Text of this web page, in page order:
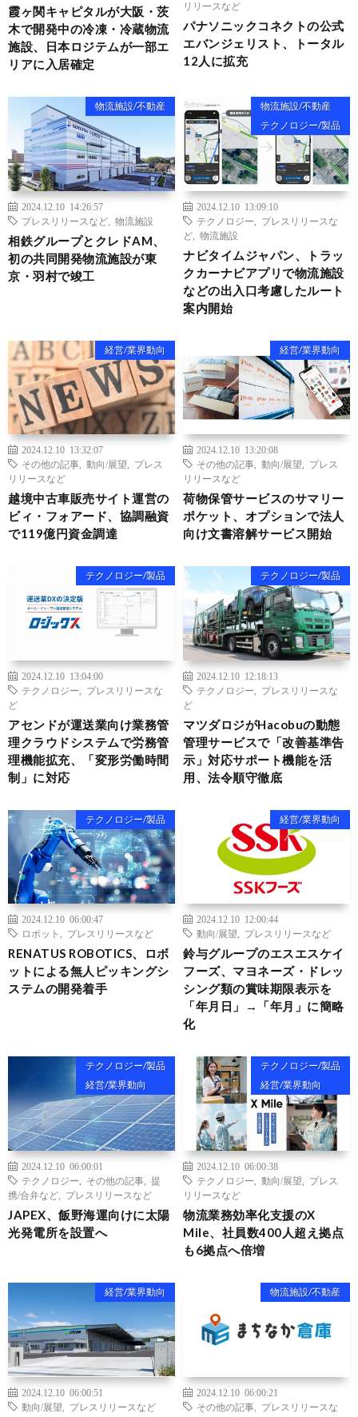
霞ヶ関キャピタルが大阪・茨
木で開発中の冷凍・冷蔵物流
施設、日本ロジテムが一部エ
リアに入居確定
リリースなど
パナソニックコネクトの公式
エバンジェリスト、トータル
12人に拡充
物流施設/不動産
2024.12.10 14:26:57
プレスリリースなど
物流施設
相鉄グループとクレドAM、
初の共同開発物流施設が東
京・羽村で竣工
物流施設/不動産
テクノロジー/製品
2024.12.10 13:09:10
テクノロジー
プレスリリースな
ど
物流施設
ナビタイムジャパン、トラッ
クカーナビアプリで物流施設
などの出入口考慮したルート
案内開始
経営/業界動向
2024.12.10 13:32:07
その他の記事
動向/展望
プレス
リリースなど
越境中古車販売サイト運営の
ビィ・フォアード、協調融資
で119億円資金調達
経営/業界動向
2024.12.10 13:20:08
その他の記事
動向/展望
プレス
リリースなど
荷物保管サービスのサマリー
ポケット、オプションで法人
向け文書溶解サービス開始
テクノロジー/製品
2024.12.10 13:04:00
テクノロジー
プレスリリースな
ど
アセンドが運送業向け業務管
理クラウドシステムで労務管
理機能拡充、「変形労働時間
制」に対応
テクノロジー/製品
2024.12.10 12:18:13
テクノロジー
プレスリリースな
ど
マツダロジがHacobuの動態
管理サービスで「改善基準告
示」対応サポート機能を活
用、法令順守徹底
テクノロジー/製品
2024.12.10 06:00:47
ロボット
プレスリリースなど
RENATUS ROBOTICS、ロボ
ットによる無人ピッキングシ
ステムの開発着手
経営/業界動向
2024.12.10 12:00:44
動向/展望
プレスリリースなど
鈴与グループのエスエスケイ
フーズ、マヨネーズ・ドレッ
シング類の賞味期限表示を
「年月日」→「年月」に簡略
化
テクノロジー/製品
経営/業界動向
2024.12.10 06:00:01
テクノロジー
その他の記事
提
携/合弁など
プレスリリースなど
JAPEX、飯野海運向けに太陽
光発電所を設置へ
テクノロジー/製品
経営/業界動向
2024.12.10 06:00:38
テクノロジー
動向/展望
プレス
リリースなど
物流業務効率化支援のX
Mile、社員数400人超え拠点
も6拠点へ倍増
経営/業界動向
2024.12.10 06:00:51
動向/展望
プレスリリースなど
物流施設/不動産
2024.12.10 06:00:21
その他の記事
プレスリリースな